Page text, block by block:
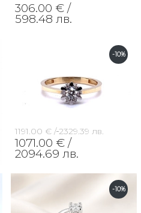
306.00 € /
598.48 лв.
-10%
1191.00 € / 2329.39 лв.
1071.00 € /
2094.69 лв.
-10%